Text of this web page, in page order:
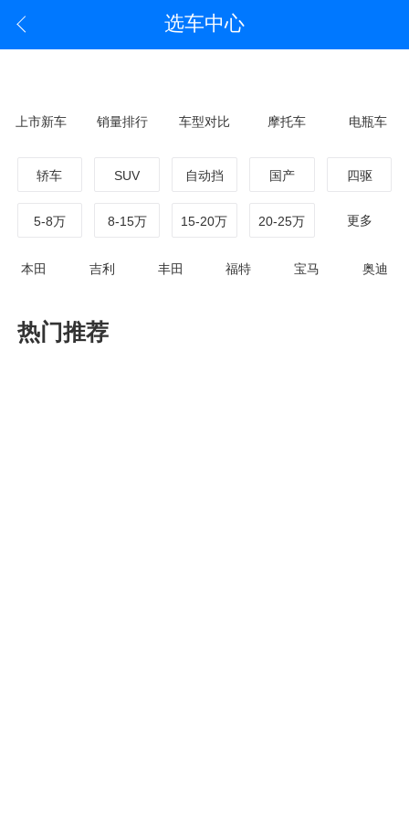
选车中心
上市新车 销量排行 车型对比 摩托车 电瓶车
轿车 SUV 自动挡 国产 四驱
5-8万 8-15万 15-20万 20-25万 更多
本田 吉利 丰田 福特 宝马 奥迪
热门推荐